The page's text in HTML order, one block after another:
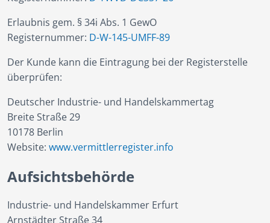
Erlaubnis gem. § 34i Abs. 1 GewO
Registernummer: D-W-145-UMFF-89
Der Kunde kann die Eintragung bei der Registerstelle
überprüfen:
Deutscher Industrie- und Handelskammertag
Breite Straße 29
10178 Berlin
Website: www.vermittlerregister.info
Aufsichtsbehörde
Industrie- und Handelskammer Erfurt
Arnstädter Straße 34